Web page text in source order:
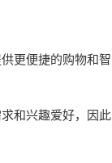
更便捷的购物和智
和兴趣爱好，因此